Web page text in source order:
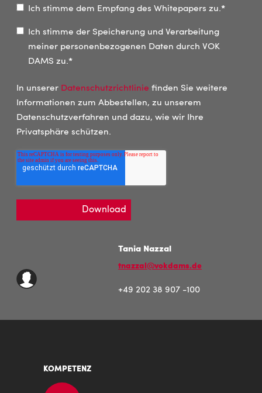
Ich stimme dem Empfang des Whitepapers zu.*
Ich stimme der Speicherung und Verarbeitung
meiner personenbezogenen Daten durch VOK
DAMS zu.*
In unserer Datenschutzrichtlinie finden Sie weitere
Informationen zum Abbestellen, zu unserem
Datenschutzverfahren und dazu, wie wir Ihre
Privatsphäre schützen.
Tania Nazzal
tnazzal@vokdams.de
+49 202 38 907 -100
KOMPETENZ